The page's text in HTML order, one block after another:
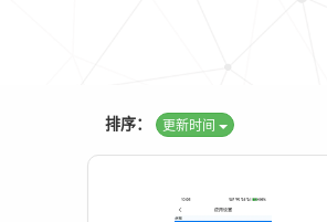
排序： 更新时间